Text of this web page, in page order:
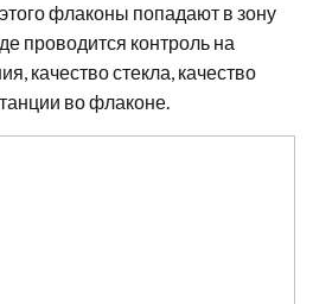
флаконы попадают в зону
проводится контроль на
качество стекла, качество
во флаконе.